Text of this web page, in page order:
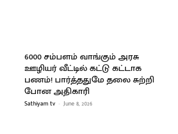
6000 சம்பளம் வாங்கும் அரசு
ஊழியர் வீட்டில் கட்டு கட்டாக
பணம்! பார்த்ததுமே தலை சுற்றி
போன அதிகாரி
Sathiyam tv - June 8, 2026